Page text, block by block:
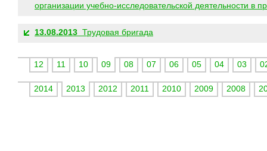
организации учебно-исследовательской деятельности в
13.08.2013 Трудовая бригада
12 11 10 09 08 07 06 05 04 03
2014 2013 2012 2011 2010 2009 2008